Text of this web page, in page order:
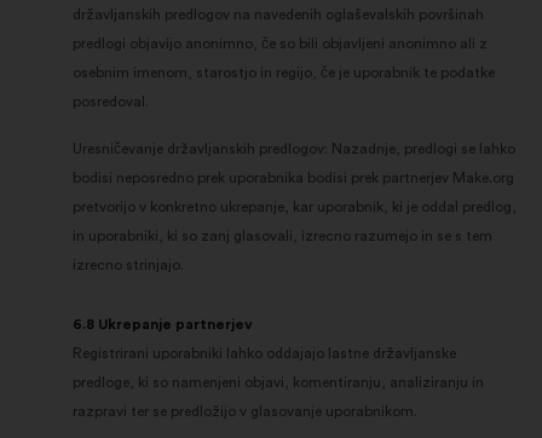
državljanskih predlogov na navedenih oglaševalskih površinah
predlogi objavijo anonimno, če so bili objavljeni anonimno ali z
osebnim imenom, starostjo in regijo, če je uporabnik te podatke
posredoval.
Uresničevanje državljanskih predlogov: Nazadnje, predlogi se lahko
bodisi neposredno prek uporabnika bodisi prek partnerjev Make.org
pretvorijo v konkretno ukrepanje, kar uporabnik, ki je oddal predlog,
in uporabniki, ki so zanj glasovali, izrecno razumejo in se s tem
izrecno strinjajo.
6.8 Ukrepanje partnerjev
Registrirani uporabniki lahko oddajajo lastne državljanske
predloge, ki so namenjeni objavi, komentiranju, analiziranju in
razpravi ter se predložijo v glasovanje uporabnikom.